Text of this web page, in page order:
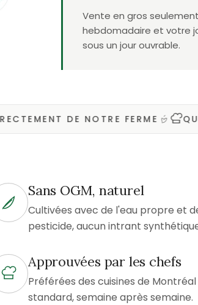
Vente en gros
hebdomadaire et votre
sous un jour ouvrable.
DE NOTRE FERME
Sans OGM, naturel
Cultivées avec de l'eau propre et
pesticide, aucun intrant
Approuvées par les chefs
Préférées des cuisines de
standard, semaine après semaine.